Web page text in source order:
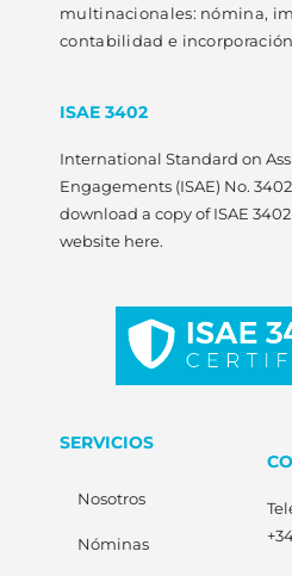
multinacionales: nómina,
contabilidad e
ISAE 3402
International Standard on
Engagements (ISAE) No.
download a copy of ISAE
website here.
SERVICIOS
Nosotros
Nóminas